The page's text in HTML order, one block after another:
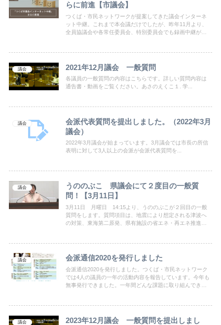
らに前進【市議会】
つくば・市民ネットワークが提案してきた議会インターネ
ット中継。これまで本会議だけでしたが、昨年11月より、
全員協議会や各常任委員会、特別委員会でも録画中継が始
議会 2021年12月議会 一般質問
各議員の一般質問の内容はこちらです。詳しい質問内容は
通告書・動画をご覧ください。あさのえくこ１. 学...
議会
会派代表質問を提出しました。（2022年3月
議会）
2022年3月議会が始まっています。3月議会では市長の所信
表明に対して3人以上の会派が会派代表質問を...
議会
うののぶこ 県議会にて２度目の一般質
問！【3月11日】
3月11日 月曜日 14:15より、うののぶこが２回目の一般
質問をします。質問項目は、地震により想定される津波へ
の対策、東海第二原発、県有施設の省エネ・再エネ推進、
議会 会派通信2020を発行しました
会派通信2020を発行しました。つくば・市民ネットワーク
では4人の議員の一年の活動内容を報告しています。今年も
無事発行できました。一年間どんな課題に取り組んできた
議会 2023年12月議会 一般質問を提出しまし